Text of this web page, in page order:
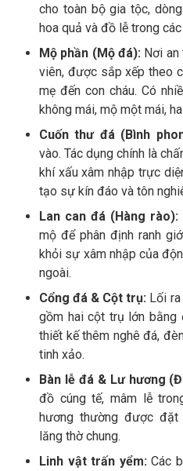
cho toàn bộ gia tộc,
hoa quả và đồ lễ trong
Mộ phần (Mộ đá): Nơi
viên, được sắp xếp theo
mẹ đến con cháu. Có
không mái, mộ một mái,
Cuốn thư đá (Bình
vào. Tác dụng chính là
khí xấu xâm nhập trực
tạo sự kín đáo và tôn
Lan can đá (Hàng rào):
mộ để phân định ranh
khỏi sự xâm nhập của
ngoài.
Cổng đá & Cột trụ: Lối
gồm hai cột trụ lớn bằng
thiết kế thêm nghê đá,
tinh xảo.
Bàn lễ đá & Lư hương
đồ cúng tế, mâm lễ
hương thường được đặt
lăng thờ chung.
Linh vật trấn yểm:Các